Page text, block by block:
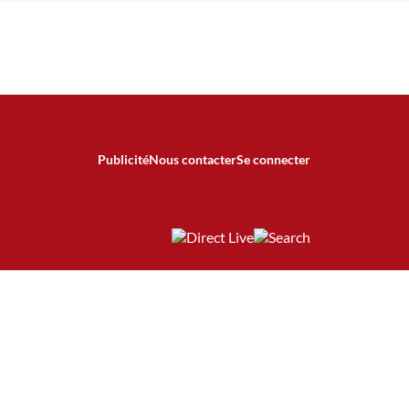
PublicitéNous contacterSe connecter